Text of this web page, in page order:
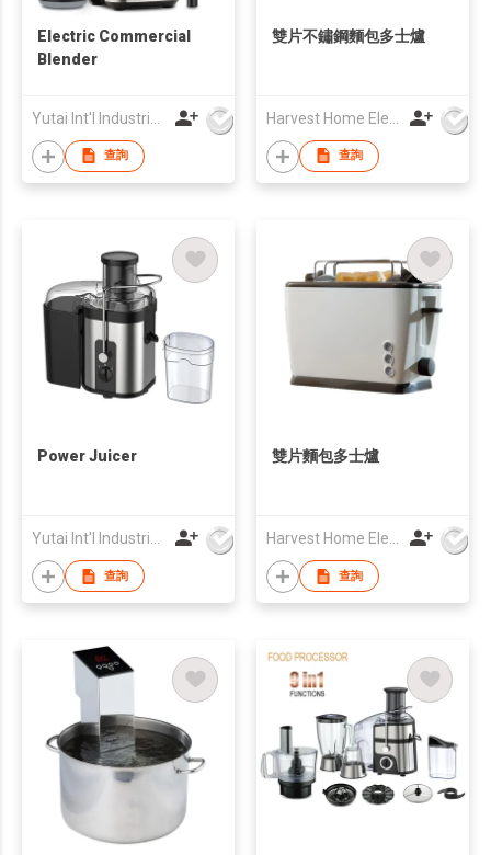
Electric Commercial
Blender
查詢
雙片不鏽鋼麵包多士爐
查詢
Power Juicer
Yutai Int'l Industries Ltd
查詢
雙片麵包多士爐
Harvest Home Electrical Ltd
查詢